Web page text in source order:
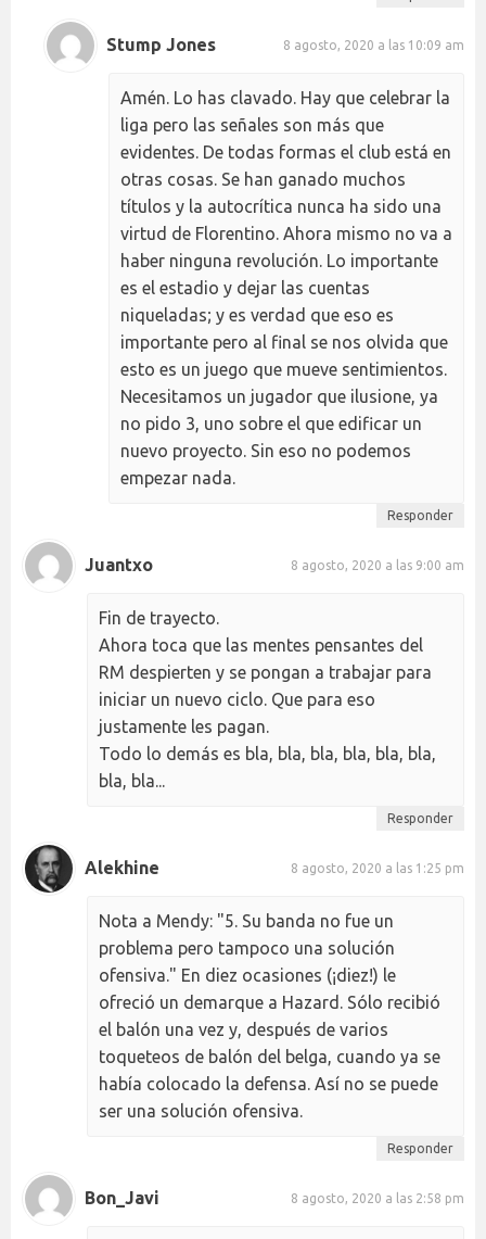
Stump Jones 8 agosto, 2020 a las 10:09 am
Amén. Lo has clavado. Hay que celebrar la
liga pero las señales son más que
evidentes. De todas formas el club está en
otras cosas. Se han ganado muchos
títulos y la autocrítica nunca ha sido una
virtud de Florentino. Ahora mismo no va a
haber ninguna revolución. Lo importante
es el estadio y dejar las cuentas
niqueladas; y es verdad que eso es
importante pero al final se nos olvida que
esto es un juego que mueve sentimientos.
Necesitamos un jugador que ilusione, ya
no pido 3, uno sobre el que edificar un
nuevo proyecto. Sin eso no podemos
empezar nada.
Responder
Juantxo 8 agosto, 2020 a las 9:00 am
Fin de trayecto.
Ahora toca que las mentes pensantes del
RM despierten y se pongan a trabajar para
iniciar un nuevo ciclo. Que para eso
justamente les pagan.
Todo lo demás es bla, bla, bla, bla, bla, bla,
bla, bla...
Responder
Alekhine 8 agosto, 2020 a las 1:25 pm
Nota a Mendy: "5. Su banda no fue un
problema pero tampoco una solución
ofensiva." En diez ocasiones (¡diez!) le
ofreció un demarque a Hazard. Sólo recibió
el balón una vez y, después de varios
toqueteos de balón del belga, cuando ya se
había colocado la defensa. Así no se puede
ser una solución ofensiva.
Responder
Bon_Javi 8 agosto, 2020 a las 2:58 pm